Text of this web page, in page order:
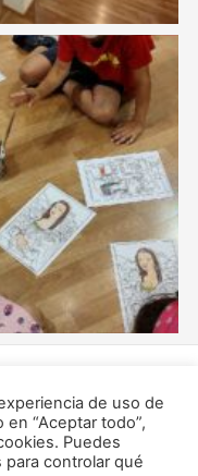
de uso de
“Aceptar todo”,
Puedes
para controlar qué